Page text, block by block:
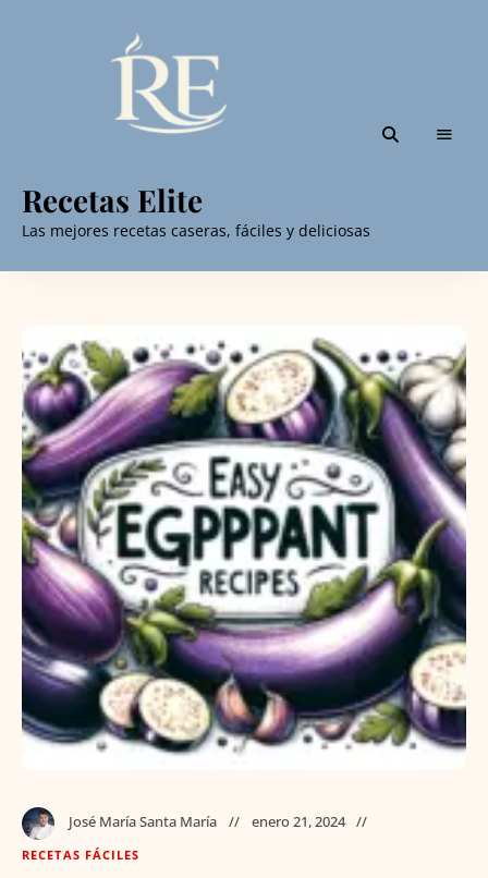
Recetas Elite
Las mejores recetas caseras, fáciles y deliciosas
José María Santa María enero 21, 2024
RECETAS FÁCILES